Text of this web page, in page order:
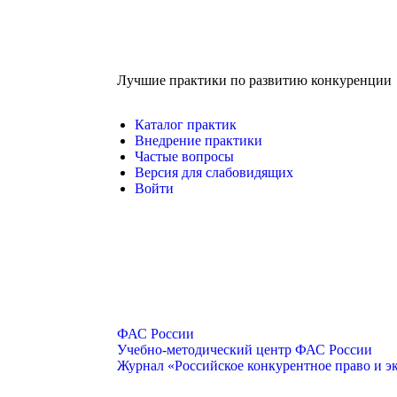
Лучшие практики по развитию конкуренции
Каталог практик
Внедрение практики
Частые вопросы
Версия для слабовидящих
Войти
ФАС России
Учебно-методический центр ФАС России
Журнал «Российское конкурентное право и